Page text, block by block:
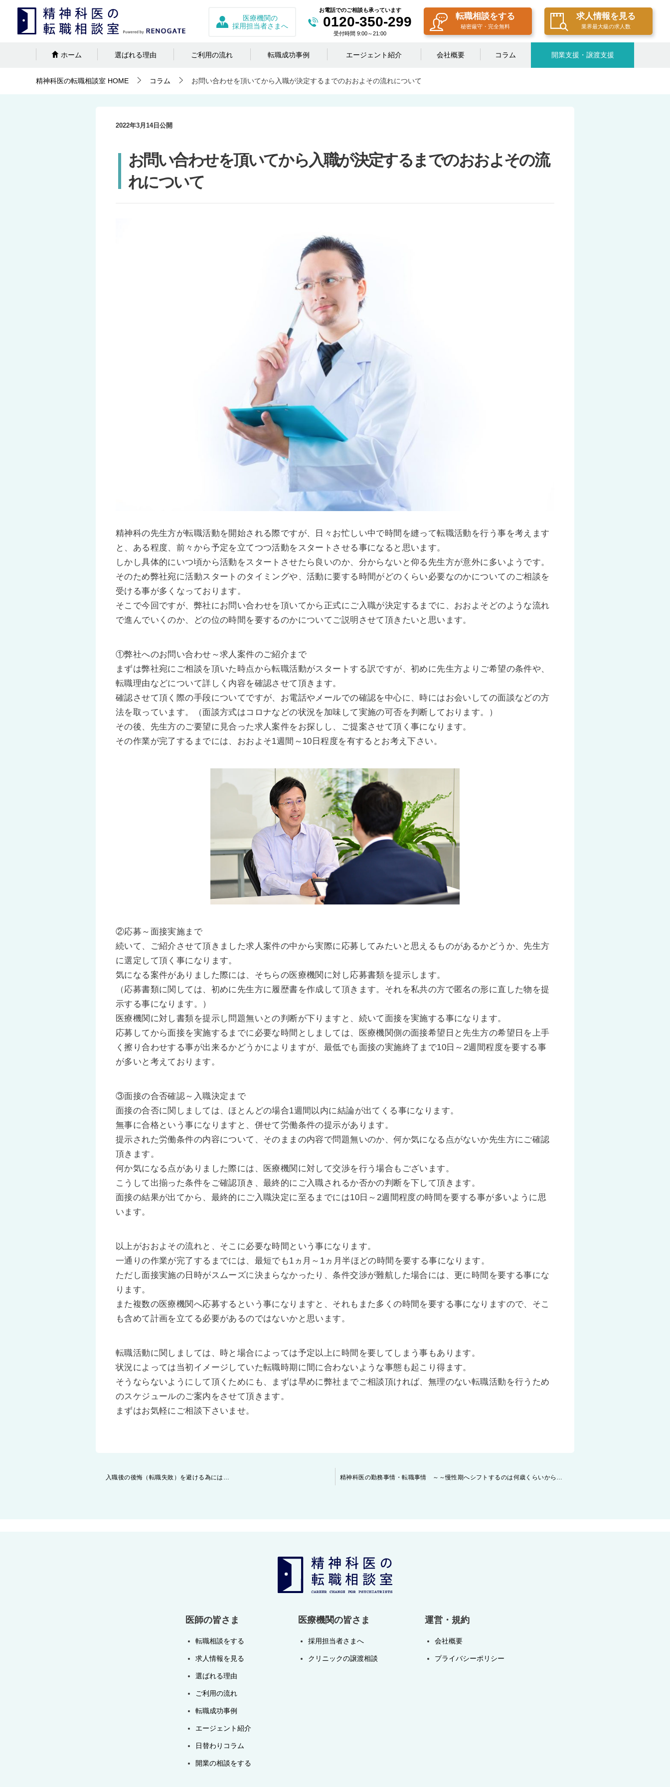
転職相談をする
秘密厳守・完全無料
求人情報を見る
業界最大級の求人数
お電話でのご相談も承っています
0120-350-299
受付時間 9:00～21:00
医療機関の
採用担当者さまへ
ホーム 選ばれる理由 ご利用の流れ 転職成功事例 エージェント紹介 会社概要 コラム 開業支援・譲渡支援
精神科医の転職相談室 HOME コラム お問い合わせを頂いてから入職が決定するまでのおおよその流れについて
2022年3月14日 公開
お問い合わせを頂いてから入職が決定するまでのおおよその流
れについて
精神科の先生方が転職活動を開始される際ですが、日々お忙しい中で時間を縫って転職活動を行う事を考えます
と、ある程度、前々から予定を立てつつ活動をスタートさせる事になると思います。
しかし具体的にいつ頃から活動をスタートさせたら良いのか、分からないと仰る先生方が意外に多いようです。
そのため弊社宛に活動スタートのタイミングや、活動に要する時間がどのくらい必要なのかについてのご相談を
受ける事が多くなっております。
そこで今回ですが、弊社にお問い合わせを頂いてから正式にご入職が決定するまでに、おおよそどのような流れ
で進んでいくのか、どの位の時間を要するのかについてご説明させて頂きたいと思います。
①弊社へのお問い合わせ～求人案件のご紹介まで
まずは弊社宛にご相談を頂いた時点から転職活動がスタートする訳ですが、初めに先生方よりご希望の条件や、
転職理由などについて詳しく内容を確認させて頂きます。
確認させて頂く際の手段についてですが、お電話やメールでの確認を中心に、時にはお会いしての面談などの方
法を取っています。（面談方式はコロナなどの状況を加味して実施の可否を判断しております。）
その後、先生方のご要望に見合った求人案件をお探しし、ご提案させて頂く事になります。
その作業が完了するまでには、おおよそ1週間～10日程度を有するとお考え下さい。
②応募～面接実施まで
続いて、ご紹介させて頂きました求人案件の中から実際に応募してみたいと思えるものがあるかどうか、先生方
に選定して頂く事になります。
気になる案件がありました際には、そちらの医療機関に対し応募書類を提示します。
（応募書類に関しては、初めに先生方に履歴書を作成して頂きます。それを私共の方で匿名の形に直した物を提
示する事になります。）
医療機関に対し書類を提示し問題無いとの判断が下りますと、続いて面接を実施する事になります。
応募してから面接を実施するまでに必要な時間としましては、医療機関側の面接希望日と先生方の希望日を上手
く擦り合わせする事が出来るかどうかによりますが、最低でも面接の実施終了まで10日～2週間程度を要する事
が多いと考えております。
③面接の合否確認～入職決定まで
面接の合否に関しましては、ほとんどの場合1週間以内に結論が出てくる事になります。
無事に合格という事になりますと、併せて労働条件の提示があります。
提示された労働条件の内容について、そのままの内容で問題無いのか、何か気になる点がないか先生方にご確認
頂きます。
何か気になる点がありました際には、医療機関に対して交渉を行う場合もございます。
こうして出揃った条件をご確認頂き、最終的にご入職されるか否かの判断を下して頂きます。
面接の結果が出てから、最終的にご入職決定に至るまでには10日～2週間程度の時間を要する事が多いように思
います。
以上がおおよその流れと、そこに必要な時間という事になります。
一通りの作業が完了するまでには、最短でも1ヵ月～1ヵ月半ほどの時間を要する事になります。
ただし面接実施の日時がスムーズに決まらなかったり、条件交渉が難航した場合には、更に時間を要する事にな
ります。
また複数の医療機関へ応募するという事になりますと、それもまた多くの時間を要する事になりますので、そこ
も含めて計画を立てる必要があるのではないかと思います。
転職活動に関しましては、時と場合によっては予定以上に時間を要してしまう事もあります。
状況によっては当初イメージしていた転職時期に間に合わないような事態も起こり得ます。
そうならないようにして頂くためにも、まずは早めに弊社までご相談頂ければ、無理のない転職活動を行うため
のスケジュールのご案内をさせて頂きます。
まずはお気軽にご相談下さいませ。
入職後の後悔（転職失敗）を避ける為には…
医師の皆さま
転職相談をする
求人情報を見る
選ばれる理由
ご利用の流れ
転職成功事例
エージェント紹介
日替わりコラム
開業の相談をする
医療機関の皆さま
採用担当者さまへ
クリニックの譲渡相談
運営・規約
会社概要
プライバシーポリシー